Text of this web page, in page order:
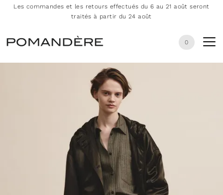
Les commandes et les retours effectués du 6 au 21 août seront
traités à partir du 24 août
0